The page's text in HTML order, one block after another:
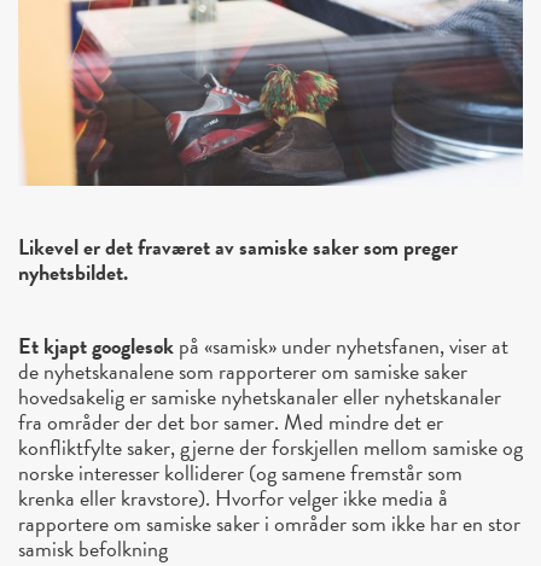
Likevel er det fraværet av samiske saker som preger
nyhetsbildet.
Et kjapt googlesøkpå «samisk» under nyhetsfanen, viser at
de nyhetskanalene som rapporterer om samiske saker
hovedsakelig er samiske nyhetskanaler eller nyhetskanaler
fra områder der det bor samer. Med mindre det er
konfliktfylte saker, gjerne der forskjellen mellom samiske og
norske interesser kolliderer (og samene fremstår som
krenka eller kravstore). Hvorfor velger ikke media å
rapportere om samiske saker i områder som ikke har en stor
samisk befolkning